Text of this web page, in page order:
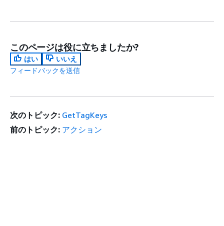
このページは役に立ちましたか?
はい
いいえ
フィードバックを送信
次のトピック: GetTagKeys
前のトピック: アクション